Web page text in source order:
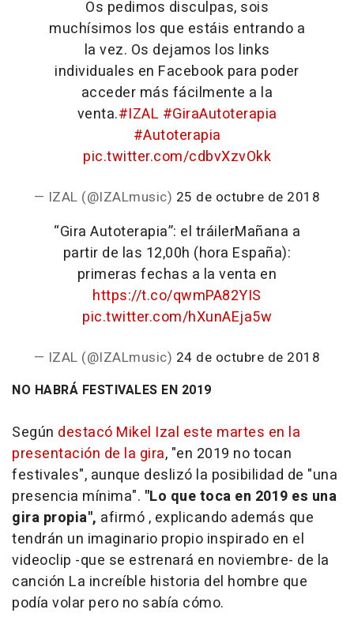
Os pedimos disculpas, sois
muchísimos los que estáis entrando a
la vez. Os dejamos los links
individuales en Facebook para poder
acceder más fácilmente a la
venta.#IZAL #GiraAutoterapia
#Autoterapia
pic.twitter.com/cdbvXzvOkk
— IZAL (@IZALmusic) 25 de octubre de 2018
“Gira Autoterapia”: el tráilerMañana a
partir de las 12,00h (hora España):
primeras fechas a la venta en
https://t.co/qwmPA82YIS
pic.twitter.com/hXunAEja5w
— IZAL (@IZALmusic) 24 de octubre de 2018
NO HABRÁ FESTIVALES EN 2019
Según destacó Mikel Izal este martes en la
presentación de la gira, "en 2019 no tocan
festivales", aunque deslizó la posibilidad de "una
presencia mínima". "Lo que toca en 2019 es una
gira propia", afirmó , explicando además que
tendrán un imaginario propio inspirado en el
videoclip -que se estrenará en noviembre- de la
canción La increíble historia del hombre que
podía volar pero no sabía cómo.